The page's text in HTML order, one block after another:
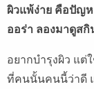
ผิวแพ้ง่าย คือปัญห
ออร่า ลองมาดูสกิ
อยากบำรุงผิว แต่
ที่คนนั้นคนนี้ว่าดี